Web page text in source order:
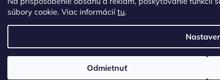
súbory cookie. Viac informáciítu.
Odmietnuť